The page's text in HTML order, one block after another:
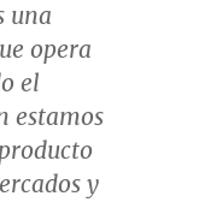
una
opera
el
estamos
y